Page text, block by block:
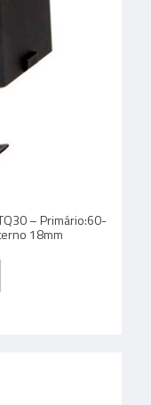
– Primário:60-
18mm